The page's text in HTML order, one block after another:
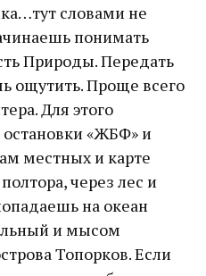
словами не
понимать
Природы. Передать
ощутить. Проще всего
Для этого
остановки «ЖБФ» и
местных и карте
через лес и
на океан
и мысом
Топорков. Если